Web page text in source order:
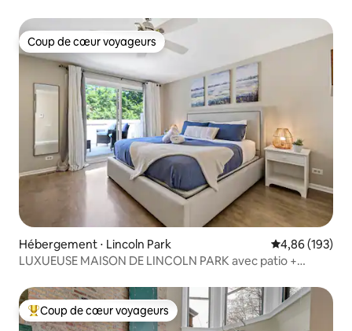
Coup de cœur voyageurs
Coup de cœur voyageurs
Hébergement ⋅ Lincoln Park Évaluation
4,86 (193)
LUXUEUSE MAISON DE LINCOLN PARK avec patio +
Coups de cœur voyageurs les plus appréciés
Coup de cœur voyageurs